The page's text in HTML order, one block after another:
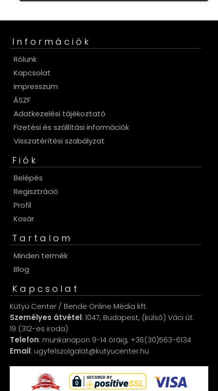
Információk
Rólunk
Kapcsolat
Impresszum
ÁSZF
Adatkezelési tájékoztató
Fizetési és szállítási információk
Visszatérítési szabályzat
Fiók
Belépés
Regisztráció
Profil
Kosár
Tartalom
Minden termék
Blog
Kapcsolat
Kütyü Center / Bende Online Média kft.
Személyes átvétel: 1047, Budapest, (külső) Váci út.
19 (312-es iroda)
Telefon: munkanapon 9-14 óráig, +36(30)563-6134
Email: ugyfelszolgalat@kutyucenter.hu